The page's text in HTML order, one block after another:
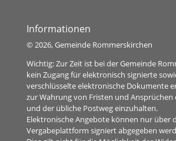
Informationen
© 2026, Gemeinde Rommerskirchen
Wichtig: Zur Zeit ist bei der Gemeinde
kein Zugang für elektronisch signierte
verschlüsselte elektronische Dokumente
zur Wahrung von Fristen und Ansprüchen
und der übliche Postweg einzuhalten.
Elektronische Angebote können nur über
Vergabeplattform signiert abgegeben